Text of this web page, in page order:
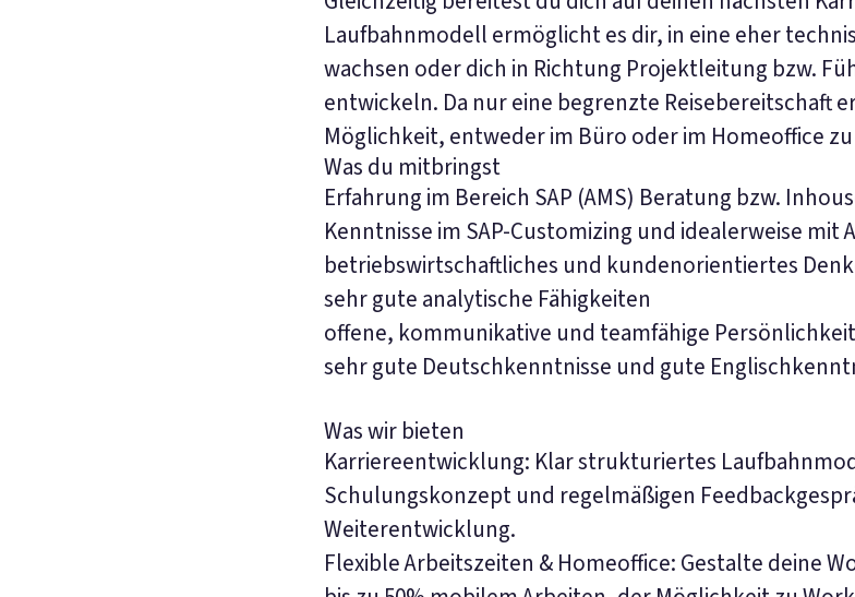
Laufbahnmodell ermöglicht es dir, in eine eher
wachsen oder dich in Richtung Projektleitung bzw.
entwickeln. Da nur eine begrenzte Reisebereitschaft
Möglichkeit, entweder im Büro oder im Homeoffice
Was du mitbringst
Erfahrung im Bereich SAP (AMS) Beratung bzw.
Kenntnisse im SAP-Customizing und idealerweise mit
betriebswirtschaftliches und kundenorientiertes
sehr gute analytische Fähigkeiten
offene, kommunikative und teamfähige Persönlichkeit
sehr gute Deutschkenntnisse und gute
Was wir bieten
Karriereentwicklung: Klar strukturiertes
Schulungskonzept und regelmäßigen
Weiterentwicklung.
Flexible Arbeitszeiten & Homeoffice: Gestalte deine